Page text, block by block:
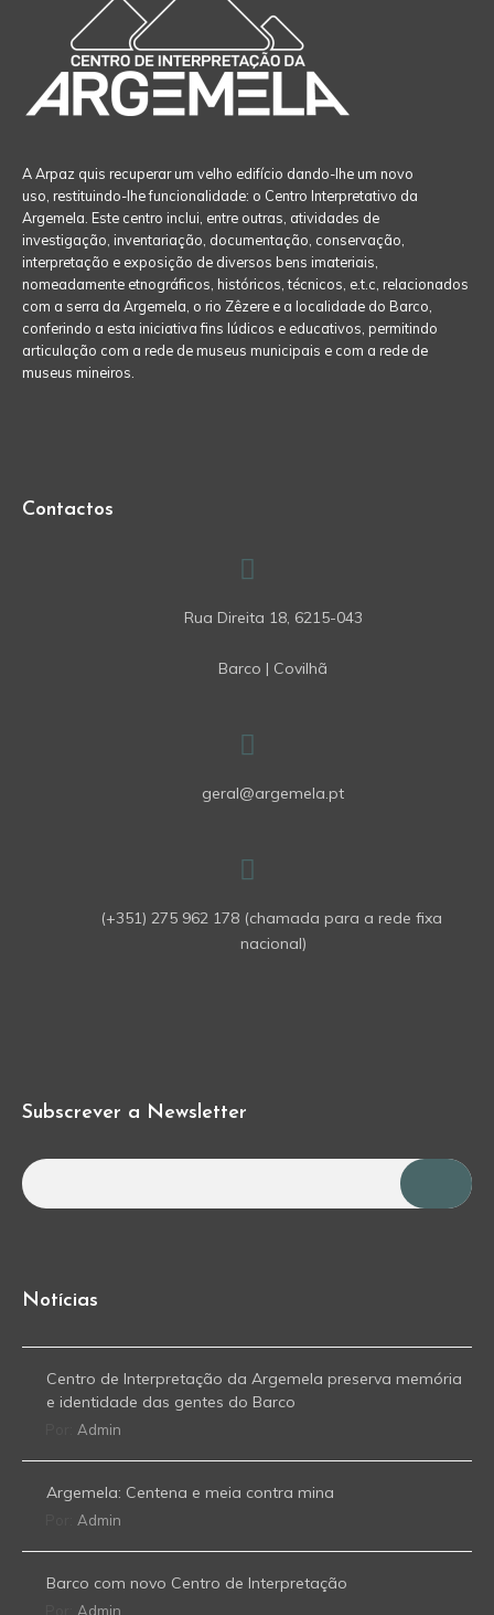
A Arpaz quis recuperar um velho edifício dando-lhe um novo
uso, restituindo-lhe funcionalidade: o Centro Interpretativo da
Argemela. Este centro inclui, entre outras, atividades de
investigação, inventariação, documentação, conservação,
interpretação e exposição de diversos bens imateriais,
nomeadamente etnográficos, históricos, técnicos, e.t.c, relacionados
com a serra da Argemela, o rio Zêzere e a localidade do Barco,
conferindo a esta iniciativa fins lúdicos e educativos, permitindo
articulação com a rede de museus municipais e com a rede de
museus mineiros.
Contactos
Barco | Covilhã
geral@argemela.pt
(+351) 275 962 178 (chamada para a rede fixa
nacional)
Subscrever a Newsletter
Notícias
Centro de Interpretação da Argemela preserva memória
e identidade das gentes do Barco
Admin
Argemela: Centena e meia contra mina
Admin
Barco com novo Centro de Interpretação
Admin